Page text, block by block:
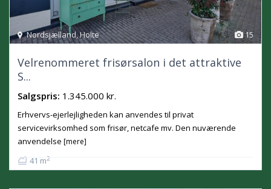
15
Nordsjælland,Holte
Velrenommeret frisørsalon i det attraktive
S...
Salgspris: 1.345.000 kr.
Erhvervs-ejerlejligheden kan anvendes til privat
servicevirksomhed som frisør, netcafe mv. Den nuværende
anvendelse [mere]
41 m2